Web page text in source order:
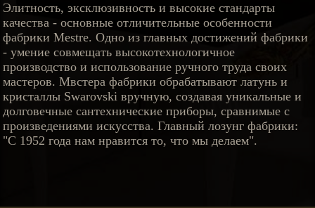
Элитность, эксклюзивность и высокие стандарты
качества - основные отличительные особенности
фабрики Mestre. Одно из главных достижений фабрики
- умение совмещать высокотехнологичное
производство и использование ручного труда своих
мастеров. Мвстера фабрики обрабатывают латунь и
кристаллы Swarovski вручную, создавая уникальные и
долговечные сантехнические приборы, сравнимые с
произведениями искусства. Главный лозунг фабрики:
"С 1952 года нам нравится то, что мы делаем".